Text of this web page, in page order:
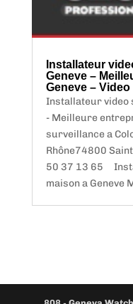
Installateur
Geneve –
Geneve –
Installateur video
- Meilleure
surveillance a
Rhône74800
50 37 13 65
maison a Geneve